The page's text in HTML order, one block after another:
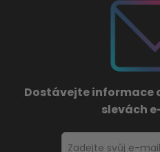
Dostávejte informace
slevách